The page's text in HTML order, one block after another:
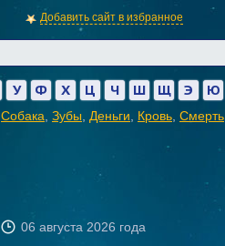
Добавить сайт в избранное
У Ф Х Ц Ч Ш Щ Э Ю
Собака Зубы Деньги Кровь Смерть
06 августа 2026 года